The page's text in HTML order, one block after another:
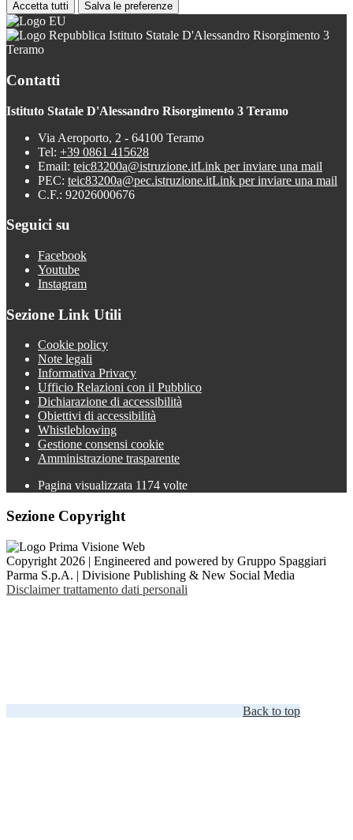
Accetta tutti Salva le preferenze
Istituto Statale D'Alessandro Risorgimento 3
Teramo
Contatti
Istituto Statale D'Alessandro Risorgimento 3 Teramo
Via Aeroporto, 2 - 64100 Teramo
Tel: +39 0861 415628
Email: teic83200a@istruzione.itLink per inviare una mail
PEC: teic83200a@pec.istruzione.itLink per inviare una mail
C.F.: 92026000676
Seguici su
Facebook
Youtube
Instagram
Sezione Link Utili
Cookie policy
Note legali
Informativa Privacy
Ufficio Relazioni con il Pubblico
Dichiarazione di accessibilità
Obiettivi di accessibilità
Whistleblowing
Gestione consensi cookie
Amministrazione trasparente
Pagina visualizzata 1174 volte
Sezione Copyright
Copyright 2026 | Engineered and powered by Gruppo Spaggiari
Parma S.p.A. | Divisione Publishing & New Social Media
Disclaimer trattamento dati personali
Back to top